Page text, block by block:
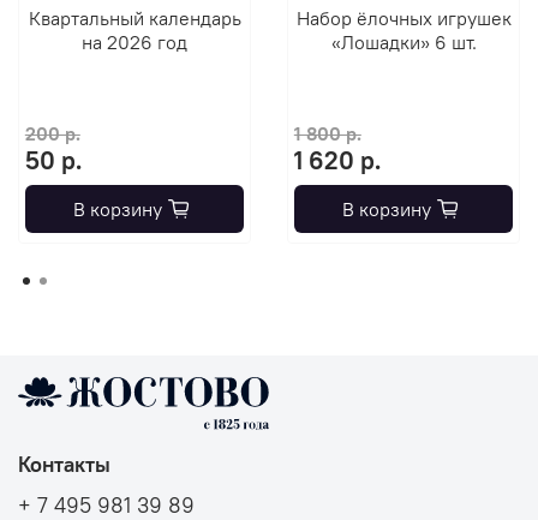
Квартальный календарь
на 2026 год
200 р.
50 р.
В корзину
Набор ёлочных игрушек
«Лошадки» 6 шт.
1 800 р.
1 620 р.
В корзину
Контакты
+ 7 495 981 39 89